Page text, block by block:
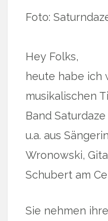
Foto:
Hey Folks,
heute habe ich
musikalischen
Band
u.a. aus
Wronowski,
Schubert am
Sie nehmen